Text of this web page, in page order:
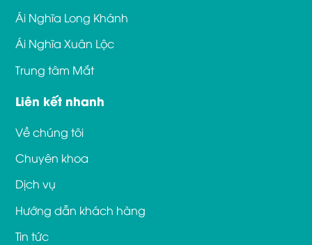
Ái Nghĩa Long Khánh
Ái Nghĩa Xuân Lộc
Trung tâm Mắt
Liên kết nhanh
Về chúng tôi
Chuyên khoa
Dịch vụ
Hướng dẫn khách hàng
Tin tức